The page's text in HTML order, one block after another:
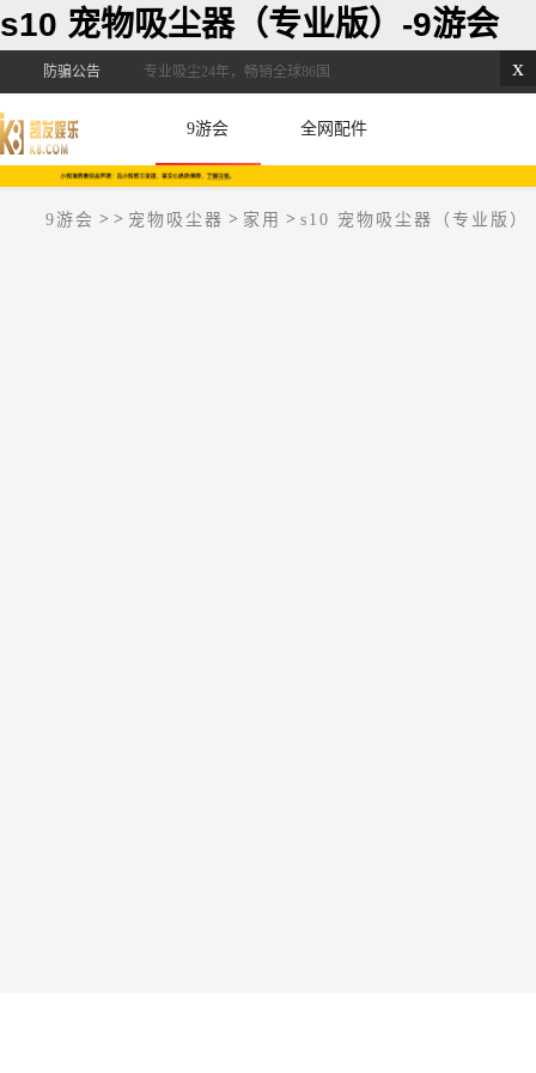
s10 宠物吸尘器（专业版）-9游会
x
防骗公告 专业吸尘24年，畅销全球86国
9游会 全网配件
9游会 > > 宠物吸尘器 > 家用 > s10 宠物吸尘器（专业版）